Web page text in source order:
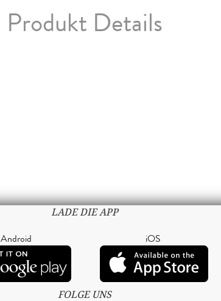
Produkt Details
LADE DIE APP
Android iOS
FOLGE UNS